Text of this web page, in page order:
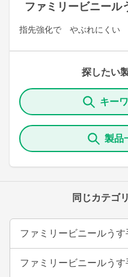
ファミリービニール
指先強化で やぶれにくい
探したい
キー
製品
同じカテゴ
ファミリービニールう
ファミリービニールう